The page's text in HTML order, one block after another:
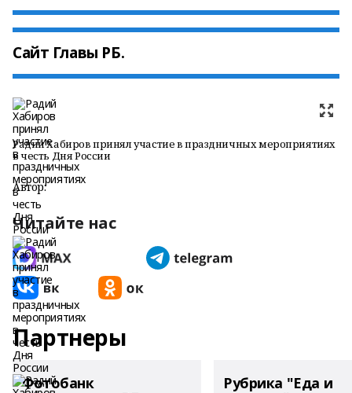
Сайт Главы РБ.
Радий Хабиров принял участие в праздничных мероприятиях
в честь Дня России
Автор:
Читайте нас
Партнеры
Фотобанк Рубрика "Еда и